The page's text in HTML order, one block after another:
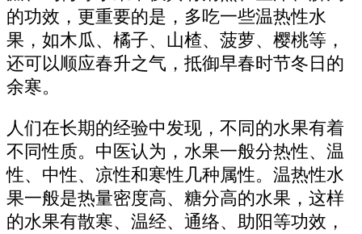
的功效，更重要的是，多吃一些温热性水
果，如木瓜、橘子、山楂、菠萝、樱桃等，
还可以顺应春升之气，抵御早春时节冬日的
余寒。
人们在长期的经验中发现，不同的水果有着
不同性质。中医认为，水果一般分热性、温
性、中性、凉性和寒性几种属性。温热性水
果一般是热量密度高、糖分高的水果，这样
的水果有散寒、温经、通络、助阳等功效，